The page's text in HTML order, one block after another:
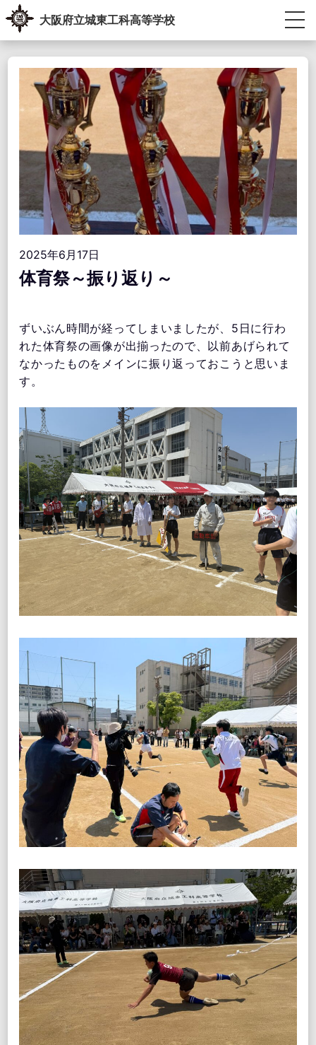
Skip
to
content
大阪府立城東工科高等学校
学校紹介
教育内容
学校生活
進路指導
学校運営協議会・学校教育自己診断・学校経営計画
アクセス情報
お問い合わせ
2025年6月17日
体育祭～振り返り～
ずいぶん時間が経ってしまいましたが、5日に行わ
れた体育祭の画像が出揃ったので、以前あげられて
なかったものをメインに振り返っておこうと思いま
す。